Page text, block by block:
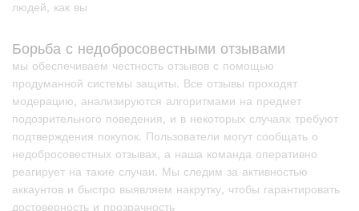
людей, как вы
Борьба с недобросовестными отзывами
мы обеспечиваем честность отзывов с помощью
продуманной системы защиты. Все отзывы проходят
модерацию, анализируются алгоритмами на предмет
подозрительного поведения, и в некоторых случаях требуют
подтверждения покупок. Пользователи могут сообщать о
недобросовестных отзывах, а наша команда оперативно
реагирует на такие случаи. Мы следим за активностью
аккаунтов и быстро выявляем накрутку, чтобы гарантировать
достоверность и прозрачность